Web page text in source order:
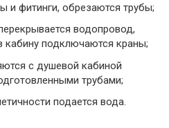
и фитинги, обрезаются трубы;
водопровод,
кабину подключаются краны;
с душевой кабиной
трубами;
подается вода.